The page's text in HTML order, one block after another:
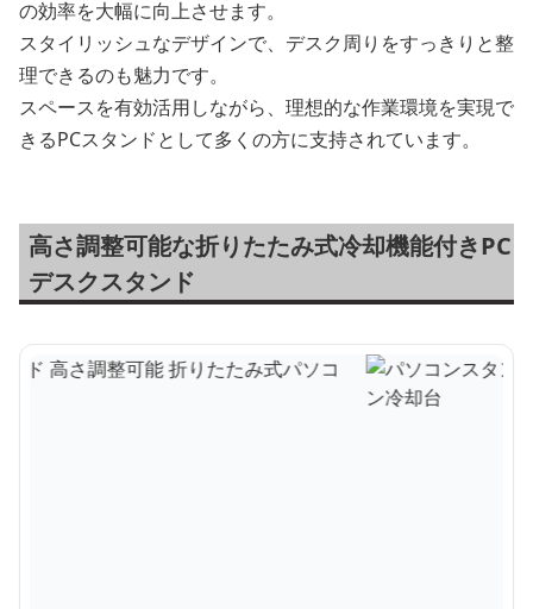
の効率を大幅に向上させます。
スタイリッシュなデザインで、デスク周りをすっきりと整
理できるのも魅力です。
スペースを有効活用しながら、理想的な作業環境を実現で
きるPCスタンドとして多くの方に支持されています。
高さ調整可能な折りたたみ式冷却機能付きPC
デスクスタンド